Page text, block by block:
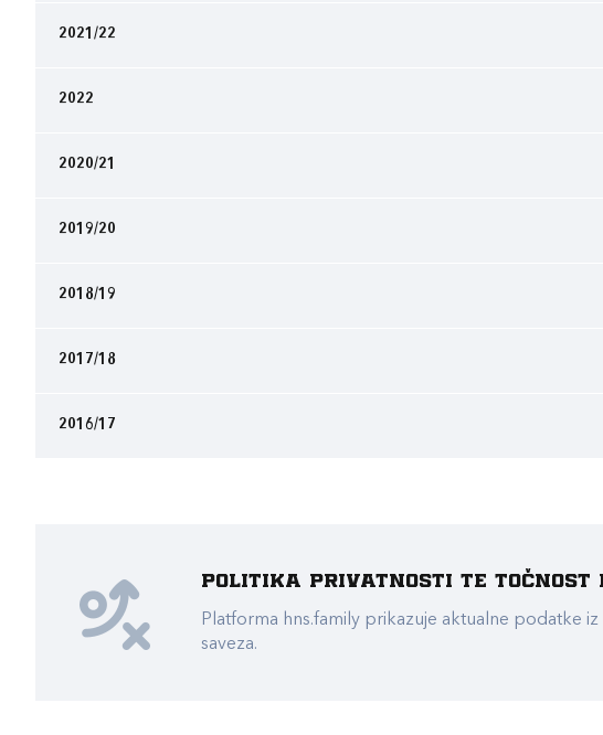
2021/22
2022
2020/21
2019/20
2018/19
2017/18
2016/17
Politika privatnosti te točnost
Platforma hns.family prikazuje aktualne podatke
saveza.